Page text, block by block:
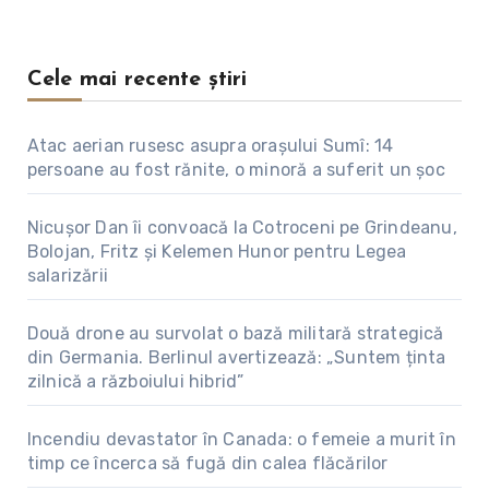
Cele mai recente știri
Atac aerian rusesc asupra orașului Sumî: 14
persoane au fost rănite, o minoră a suferit un șoc
Nicușor Dan îi convoacă la Cotroceni pe Grindeanu,
Bolojan, Fritz și Kelemen Hunor pentru Legea
salarizării
Două drone au survolat o bază militară strategică
din Germania. Berlinul avertizează: „Suntem ținta
zilnică a războiului hibrid”
Incendiu devastator în Canada: o femeie a murit în
timp ce încerca să fugă din calea flăcărilor